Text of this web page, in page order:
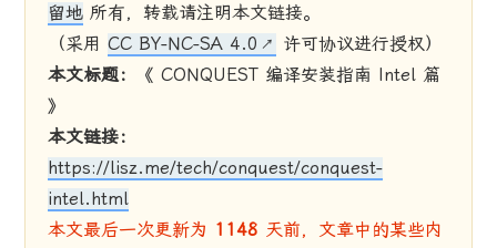
留地 所有，转载请注明本文链接。
（采用CC BY-NC-SA 4.0
许可协议进行授权）
本文标题：
《 CONQUEST 编译安装指南 Intel 篇
》
本文链接：
https://lisz.me/tech/conquest/conquest-
intel.html
本文最后一次更新为 1148 天前，文章中的某些内